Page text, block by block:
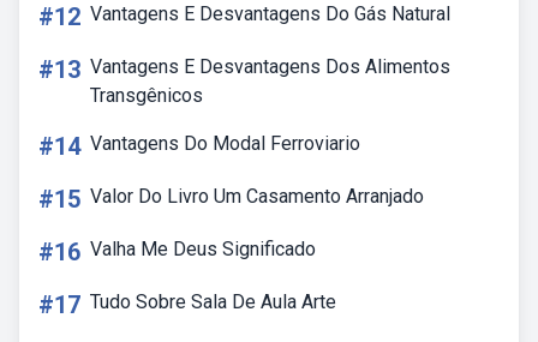
#12 Vantagens E Desvantagens Do Gás Natural
#13 Vantagens E Desvantagens Dos Alimentos
Transgênicos
#14 Vantagens Do Modal Ferroviario
#15 Valor Do Livro Um Casamento Arranjado
#16 Valha Me Deus Significado
#17 Tudo Sobre Sala De Aula Arte